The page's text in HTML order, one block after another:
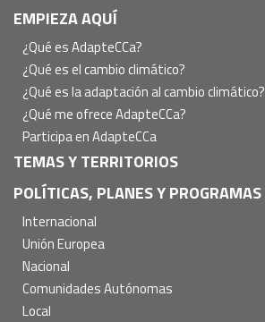
Navegación
principal
EMPIEZA AQUÍ
¿Qué es AdapteCCa?
¿Qué es el cambio climático?
¿Qué es la adaptación al cambio climático?
¿Qué me ofrece AdapteCCa?
Participa en AdapteCCa
TEMAS Y TERRITORIOS
POLÍTICAS, PLANES Y PROGRAMAS
Internacional
Unión Europea
Nacional
Comunidades Autónomas
Local